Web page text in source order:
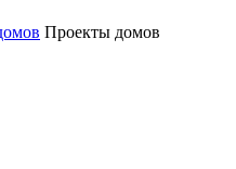
Проекты домов